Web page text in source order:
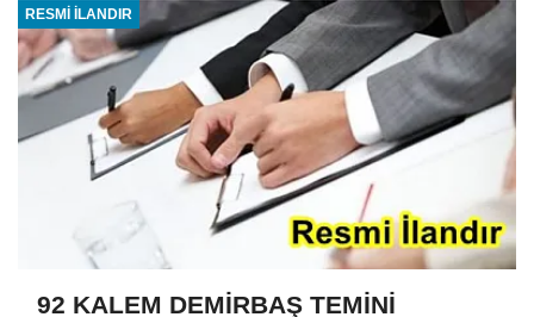
RESMİ İLANDIR
92 KALEM DEMİRBAŞ TEMİNİ